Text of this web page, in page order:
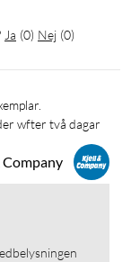
Ja (0) Nej (0)
wfter två dagar
Company